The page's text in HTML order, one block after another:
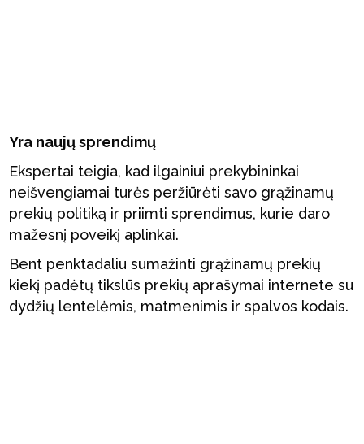
Yra naujų sprendimų
Ekspertai teigia, kad ilgainiui prekybininkai
neišvengiamai turės peržiūrėti savo grąžinamų
prekių politiką ir priimti sprendimus, kurie daro
mažesnį poveikį aplinkai.
Bent penktadaliu sumažinti grąžinamų prekių
kiekį padėtų tikslūs prekių aprašymai internete su
dydžių lentelėmis, matmenimis ir spalvos kodais.